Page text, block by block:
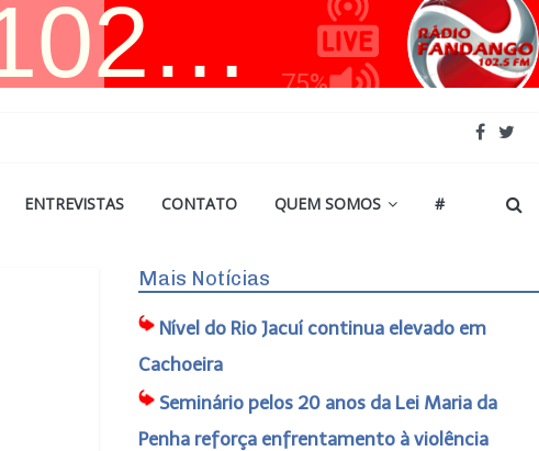
ENTREVISTAS CONTATO QUEM SOMOS #
Mais Notícias
Nível do Rio Jacuí continua elevado em
Cachoeira
Seminário pelos 20 anos da Lei Maria da
Penha reforça enfrentamento à violência